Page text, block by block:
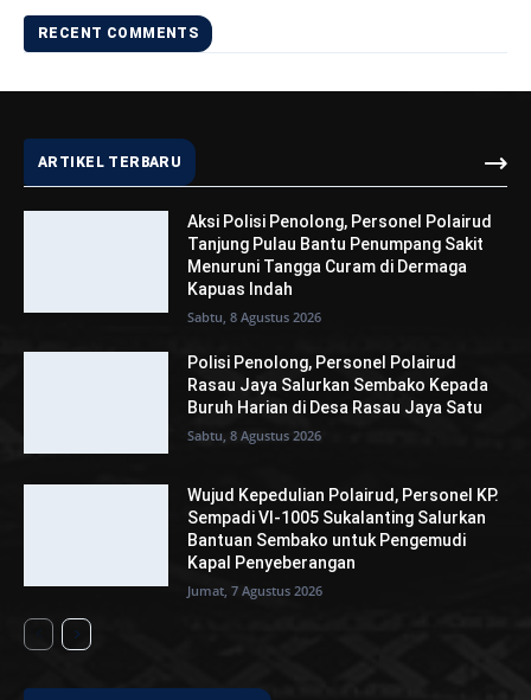
RECENT COMMENTS
ARTIKEL TERBARU
Aksi Polisi Penolong, Personel Polairud
Tanjung Pulau Bantu Penumpang Sakit
Menuruni Tangga Curam di Dermaga
Kapuas Indah
Sabtu, 8 Agustus 2026
Polisi Penolong, Personel Polairud
Rasau Jaya Salurkan Sembako Kepada
Buruh Harian di Desa Rasau Jaya Satu
Sabtu, 8 Agustus 2026
Wujud Kepedulian Polairud, Personel KP.
Sempadi VI-1005 Sukalanting Salurkan
Bantuan Sembako untuk Pengemudi
Kapal Penyeberangan
Jumat, 7 Agustus 2026